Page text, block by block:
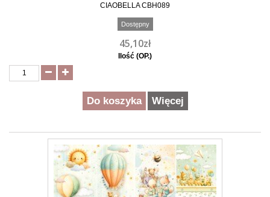
CIAOBELLA CBH089
Dostępny
45,10zł
Ilość (OP.)
Do koszyka Więcej